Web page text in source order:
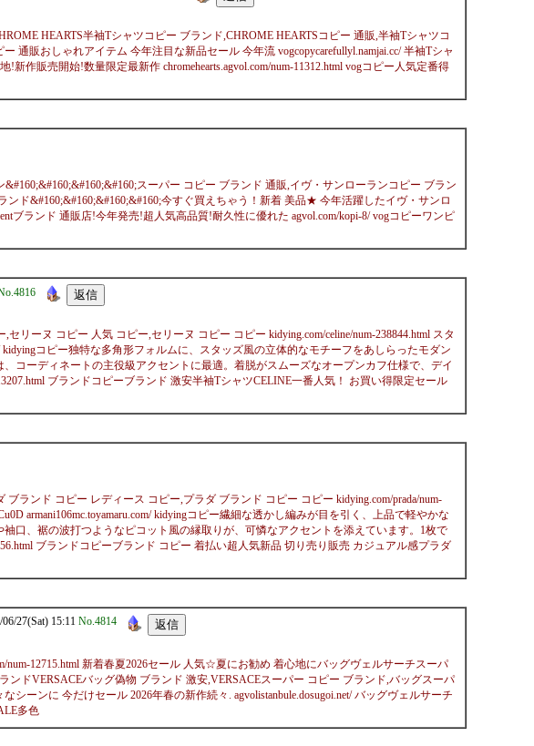
HEARTS半袖Tシャツコピー ブランド,CHROME HEARTSコピー 通販,半袖Tシャツコ
通販おしゃれアイテム 今年注目な新品セール 今年流 vogcopycarefullyl.namjai.cc/ 半袖Tシャ
作販売開始!数量限定最新作 chromehearts.agvol.com/num-11312.html vogコピー人気定番得
スーパー コピー ブランド 通販,イヴ・サンローランコピー ブラン
ンド&#160;&#160;&#160;&#160;今すぐ買えちゃう！新着 美品★ 今年活躍したイヴ・サンロ
ブランド 通販店!今年発売!超人気高品質!耐久性に優れた agvol.com/kopi-8/ vogコピーワンピ
リーヌ コピー 人気 コピー,セリーヌ コピー コピー kidying.com/celine/num-238844.html スタ
コピー独特な多角形フォルムに、スタッズ風の立体的なモチーフをあしらったモダン
コーディネートの主役級アクセントに最適。着脱がスムーズなオープンカフ仕様で、デイ
ブランドコピーブランド 激安半袖TシャツCELINE一番人気！ お買い得限定セール
ランド コピー レディース コピー,プラダ ブランド コピー コピー kidying.com/prada/num-
armani106mc.toyamaru.com/ kidyingコピー繊細な透かし編みが目を引く、上品で軽やかな
口、裾の波打つようなピコット風の縁取りが、可憐なアクセントを添えています。1枚で
ブランドコピーブランド コピー 着払い超人気新品 切り売り販売 カジュアル感プラダ
27(Sat) 15:11 No.4814
12715.html 新着春夏2026セール 人気☆夏にお勧め 着心地にバッグヴェルサーチスーパ
ンドVERSACEバッグ偽物 ブランド 激安,VERSACEスーパー コピー ブランド,バッグスーパ
シーンに 今だけセール 2026年春の新作続々. agvolistanbule.dosugoi.net/ バッグヴェルサーチ
多色